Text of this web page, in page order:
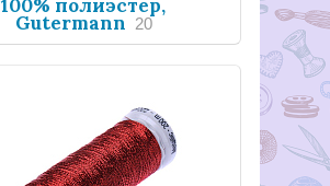
100% полиэстер,
Gutermann 20